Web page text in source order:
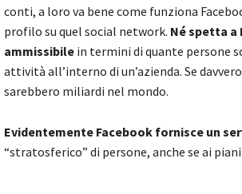
conti, a loro va bene come funziona
profilo su quel social network. Né spetta a
ammissibilein termini di quante persone
attività all’interno di un’azienda. Se
sarebbero miliardi nel mondo.
Evidentemente Facebook fornisce un
“stratosferico” di persone, anche se ai